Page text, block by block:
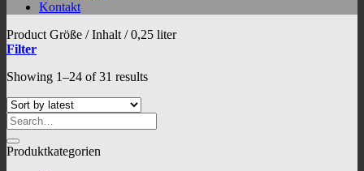
Kontakt
Product Größe / Inhalt /0,25 liter
Filter
Showing 1–24 of 31 resultsSorted
Search
for:
Produktkategorien